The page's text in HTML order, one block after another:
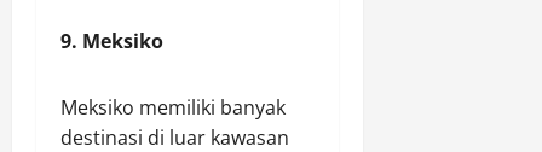
9. Meksiko
Meksiko memiliki banyak
destinasi di luar kawasan